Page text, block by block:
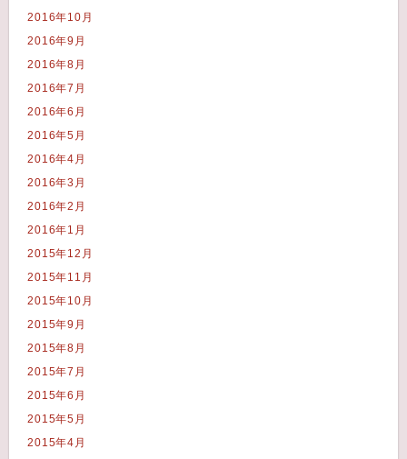
2016年10月
2016年9月
2016年8月
2016年7月
2016年6月
2016年5月
2016年4月
2016年3月
2016年2月
2016年1月
2015年12月
2015年11月
2015年10月
2015年9月
2015年8月
2015年7月
2015年6月
2015年5月
2015年4月